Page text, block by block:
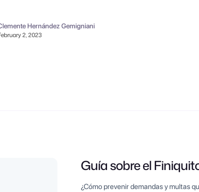
Hernández Gemigniani
2, 2023
Guía sobre el
¿Cómo prevenir demandas y multas